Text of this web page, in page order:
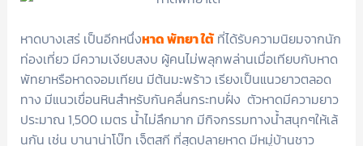
หาดบางเสร่ เป็นอีกหนึ่งหาด พัทยา ใต้ที่ได้รับความนิยมจากนัก
ท่องเที่ยว มีความเงียบสงบ ผู้คนไม่พลุกพล่านเมื่อเทียบกับหาด
พัทยาหรือหาดจอมเทียน มีต้นมะพร้าว เรียงเป็นแนวยาวตลอด
ทาง มีแนวเขื่อนหินสำหรับกันคลื่นกระทบฝั่ง ตัวหาดมีความยาว
ประมาณ 1,500 เมตร น้ำไม่ลึกมาก มีกิจกรรมทางน้ำสนุกๆให้เล้
นกัน เช่น บานาน่าโบ๊ท เจ็ตสกี ที่สุดปลายหาด มีหมู่บ้านชาว